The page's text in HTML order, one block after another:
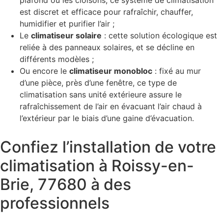
est discret et efficace pour rafraîchir, chauffer,
humidifier et purifier l’air ;
Le climatiseur solaire : cette solution écologique est
reliée à des panneaux solaires, et se décline en
différents modèles ;
Ou encore le climatiseur monobloc : fixé au mur
d’une pièce, près d’une fenêtre, ce type de
climatisation sans unité extérieure assure le
rafraîchissement de l’air en évacuant l’air chaud à
l’extérieur par le biais d’une gaine d’évacuation.
Confiez l’installation de votre
climatisation à Roissy-en-
Brie, 77680 à des
professionnels